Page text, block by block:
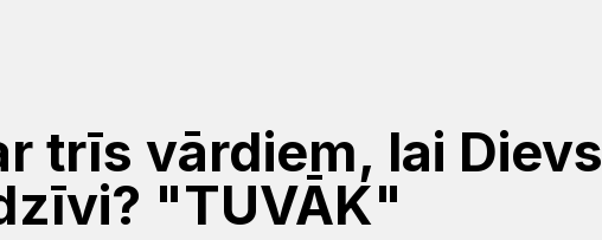
trīs vārdiem, lai Dievs
"TUVĀK"